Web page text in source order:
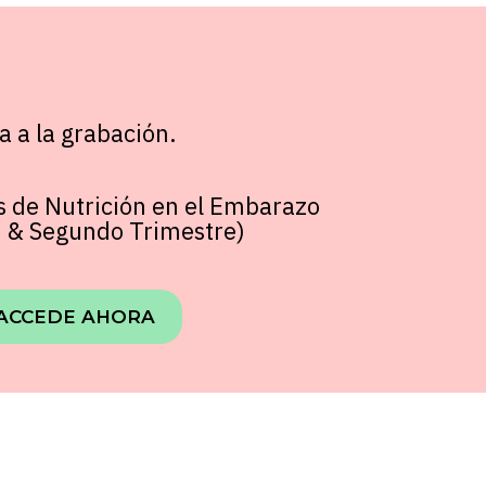
a la grabación.
de Nutrición en el Embarazo
Segundo Trimestre)
AHORA